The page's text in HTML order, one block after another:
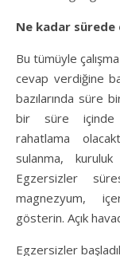
Ne kadar
Bu tümüyle
cevap verdiğine
bazılarında süre
bir süre içinde
rahatlama
sulanma,
Egzersizler
magnezyum,
gösterin. Açık
Egzersizler